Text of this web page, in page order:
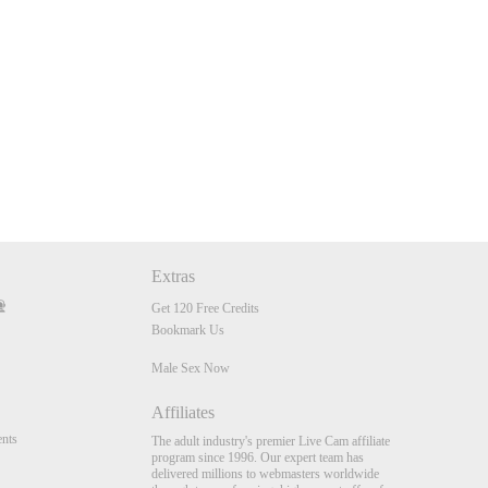
Extras
Get 120 Free Credits
Bookmark Us
Male Sex Now
Affiliates
The adult industry's premier Live Cam affiliate
program since 1996. Our expert team has
delivered millions to webmasters worldwide